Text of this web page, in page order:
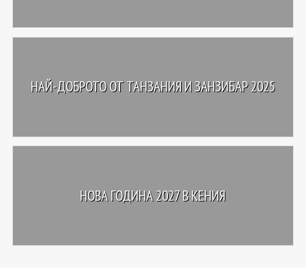
НАЙ-ДОБРОТО ОТ ТАНЗАНИЯ И ЗАНЗИБАР 2025
НОВА ГОДИНА 2027 В КЕНИЯ